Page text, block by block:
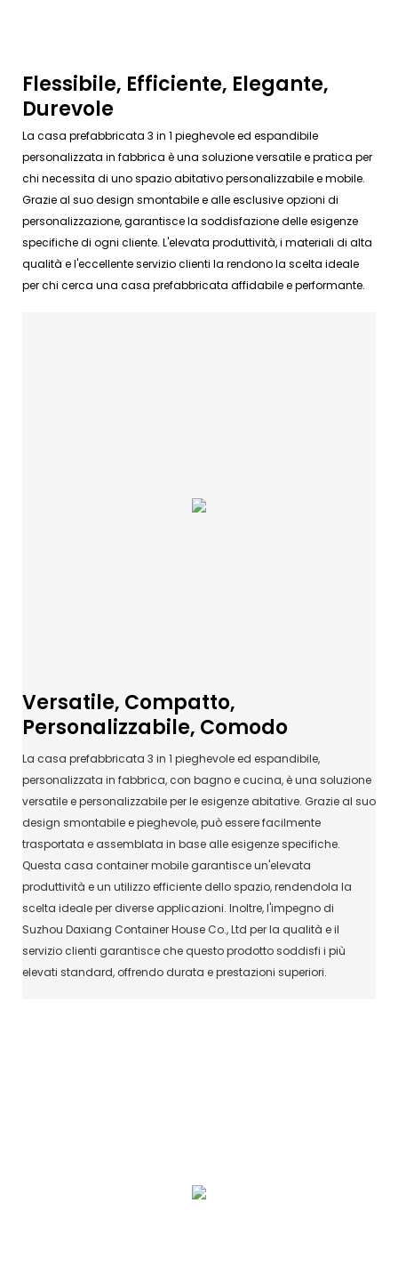
Flessibile, Efficiente, Elegante,
Durevole
La casa prefabbricata 3 in 1 pieghevole ed espandibile
personalizzata in fabbrica è una soluzione versatile e pratica per
chi necessita di uno spazio abitativo personalizzabile e mobile.
Grazie al suo design smontabile e alle esclusive opzioni di
personalizzazione, garantisce la soddisfazione delle esigenze
specifiche di ogni cliente. L'elevata produttività, i materiali di alta
qualità e l'eccellente servizio clienti la rendono la scelta ideale
per chi cerca una casa prefabbricata affidabile e performante.
Versatile, Compatto,
Personalizzabile, Comodo
La casa prefabbricata 3 in 1 pieghevole ed espandibile,
personalizzata in fabbrica, con bagno e cucina, è una soluzione
versatile e personalizzabile per le esigenze abitative. Grazie al suo
design smontabile e pieghevole, può essere facilmente
trasportata e assemblata in base alle esigenze specifiche.
Questa casa container mobile garantisce un'elevata
produttività e un utilizzo efficiente dello spazio, rendendola la
scelta ideale per diverse applicazioni. Inoltre, l'impegno di
Suzhou Daxiang Container House Co., Ltd per la qualità e il
servizio clienti garantisce che questo prodotto soddisfi i più
elevati standard, offrendo durata e prestazioni superiori.